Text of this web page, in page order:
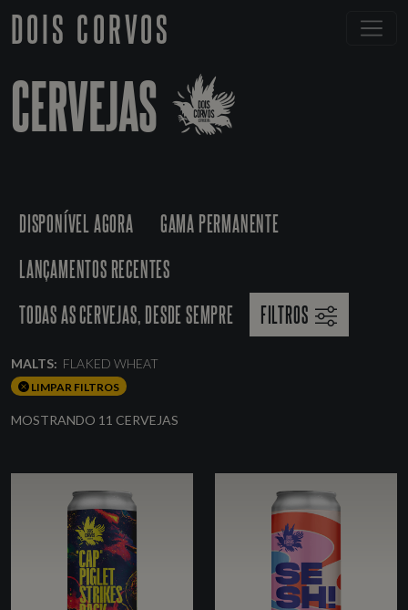
DOIS CORVOS
CERVEJAS
DISPONÍVEL AGORA
GAMA PERMANENTE
LANÇAMENTOS RECENTES
TODAS AS CERVEJAS, DESDE SEMPRE
FILTROS
MALTS: FLAKED WHEAT
LIMPAR FILTROS
MOSTRANDO 11 CERVEJAS